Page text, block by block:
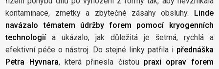
kontaminace, zmetky a zbytečné zásahy obsluhy. Linde
navázalo tématem údržby forem pomocí kryogenních
technologiía ukázalo, jak důležitá je šetrná, rychlá a
efektivní péče o nástroj. Do stejné linky patřila i přednáška
Petra Hyvnara, která přinesla čistou praxi oprav forem